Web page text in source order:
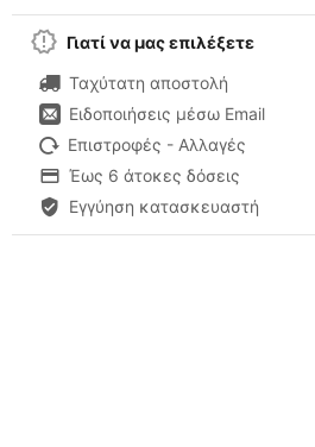
Γιατί να μας επιλέξετε
Ταχύτατη αποστολή
Ειδοποιήσεις μέσω Email
Επιστροφές - Αλλαγές
Έως 6 άτοκες δόσεις
Εγγύηση κατασκευαστή